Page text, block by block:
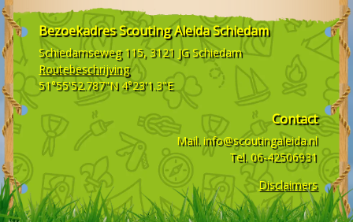
BezoekadresScouting Aleida Schiedam
Schiedamseweg 115, 3121 JG Schiedam
Routebeschrijving
51°55'52.787"N 4°23'1.3"E
Contact
Mail. info@scoutingaleida.nl
Tel. 06-42506931
Disclaimers